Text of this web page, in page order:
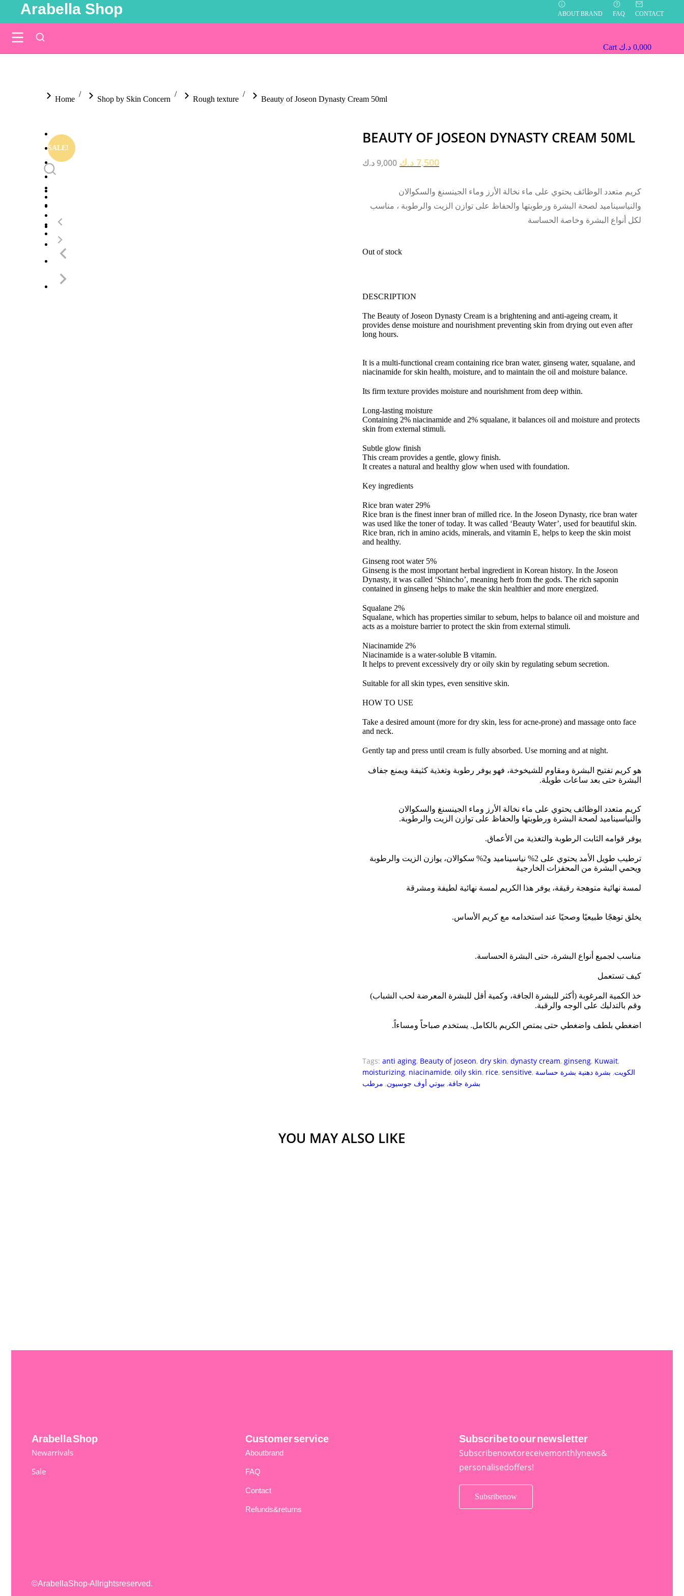
Arabella Shop ABOUT BRAND FAQ CONTACT
Cart 0,000 د.ك
You are here:
Home Shop by Skin Concern Rough texture Beauty of Joseon Dynasty Cream 50ml
SALE!
BEAUTY OF JOSEON DYNASTY CREAM 50ML
9,000د.ك 7,500 د.ك
كريم متعدد الوظائف يحتوي على ماء نخالة الأرز وماء الجينسنغ والسكوالان
والنياسيناميد لصحة البشرة ورطوبتها والحفاظ على توازن الزيت والرطوبة ، مناسب
لكل أنواع البشرة وخاصة الحساسة
Out of stock
DESCRIPTION
The Beauty of Joseon Dynasty Cream is a brightening and anti-ageing cream, it
provides dense moisture and nourishment preventing skin from drying out even after
long hours.
It is a multi-functional cream containing rice bran water, ginseng water, squalane, and
niacinamide for skin health, moisture, and to maintain the oil and moisture balance.
Its firm texture provides moisture and nourishment from deep within.
Long-lasting moisture
Containing 2% niacinamide and 2% squalane, it balances oil and moisture and protects
skin from external stimuli.
Subtle glow finish
This cream provides a gentle, glowy finish.
It creates a natural and healthy glow when used with foundation.
Key ingredients
Rice bran water 29%
Rice bran is the finest inner bran of milled rice. In the Joseon Dynasty, rice bran water
was used like the toner of today. It was called ‘Beauty Water’, used for beautiful skin.
Rice bran, rich in amino acids, minerals, and vitamin E, helps to keep the skin moist
and healthy.
Ginseng root water 5%
Ginseng is the most important herbal ingredient in Korean history. In the Joseon
Dynasty, it was called ‘Shincho’, meaning herb from the gods. The rich saponin
contained in ginseng helps to make the skin healthier and more energized.
Squalane 2%
Squalane, which has properties similar to sebum, helps to balance oil and moisture and
acts as a moisture barrier to protect the skin from external stimuli.
Niacinamide 2%
Niacinamide is a water-soluble B vitamin.
It helps to prevent excessively dry or oily skin by regulating sebum secretion.
Suitable for all skin types, even sensitive skin.
HOW TO USE
Take a desired amount (more for dry skin, less for acne-prone) and massage onto face
and neck.
Gently tap and press until cream is fully absorbed. Use morning and at night.
هو كريم تفتيح البشرة ومقاوم للشيخوخة، فهو يوفر رطوبة وتغذية كثيفة ويمنع جفاف
البشرة حتى بعد ساعات طويلة.
كريم متعدد الوظائف يحتوي على ماء نخالة الأرز وماء الجينسنغ والسكوالان
والنياسيناميد لصحة البشرة ورطوبتها والحفاظ على توازن الزيت والرطوبة.
يوفر قوامه الثابت الرطوبة والتغذية من الأعماق.
ترطيب طويل الأمد يحتوي على 2% نياسيناميد و2% سكوالان، يوازن الزيت والرطوبة
ويحمي البشرة من المحفزات الخارجية
لمسة نهائية متوهجة رقيقة، يوفر هذا الكريم لمسة نهائية لطيفة ومشرقة
يخلق توهجًا طبيعيًا وصحيًا عند استخدامه مع كريم الأساس.
مناسب لجميع أنواع البشرة، حتى البشرة الحساسة.
كيف تستعمل
خذ الكمية المرغوبة (أكثر للبشرة الجافة، وكمية أقل للبشرة المعرضة لحب الشباب)
وقم بالتدليك على الوجه والرقبة.
اضغطي بلطف واضغطي حتى يمتص الكريم بالكامل. يستخدم صباحاً ومساءاً.
Tags: anti aging, Beauty of joseon, dry skin, dynasty cream, ginseng, Kuwait,
moisturizing, niacinamide, oily skin, rice, sensitive, الكويت, بشرة دهنية بشرة حساسة
بشرة جافة, بيوتي أوف جوسيون, مرطب
YOU MAY ALSO LIKE
Arabella Shop
New arrivals
Sale
Customer service
About brand
FAQ
Contact
Refunds & returns
Subscribe to our newsletter
Subscribe now to receive monthly news &
personalised offers!
Subsribe now
©Arabella Shop - All rights reserved.